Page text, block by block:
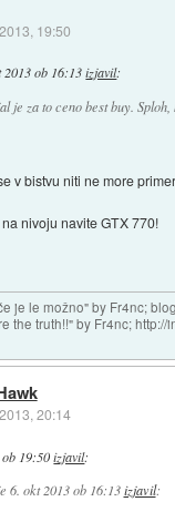
19:50
2013 ob 16:13 izjavil:
je za to ceno best buy.
v bistvu niti ne more
nivoju navite GTX 770!
je le možno" by Fr4nc;
the truth!!" by Fr4nc;
20:14
19:50 izjavil:
6. okt 2013 ob 16:13 izjavil: